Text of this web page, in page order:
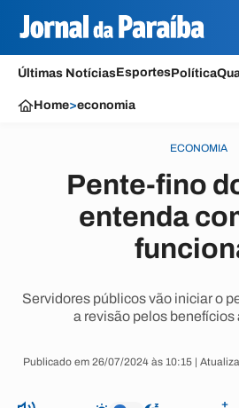
Últimas NotíciasEsportesPolítica
Home>economia
ECONOMIA
Pente-fino
entenda
Servidores públicos vão iniciar o
a revisão pelos
Publicado em 26/07/2024 às 10:15 |